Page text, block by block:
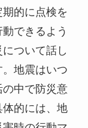
的に点検を
できるよう
ついて話し
地震はいつ
中で防災意
的には、地